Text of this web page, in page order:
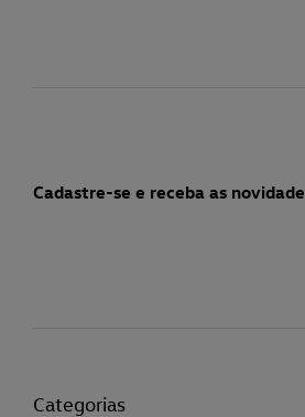
Cadastre-se e receba as
Categorias